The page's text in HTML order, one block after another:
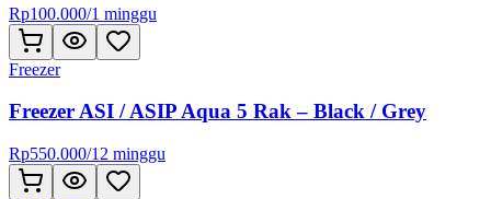
Rp100.000/1 minggu
Freezer
Freezer ASI / ASIP Aqua 5 Rak – Black / Grey
Rp550.000/12 minggu